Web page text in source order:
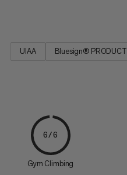
UIAA Bluesign® PRODUCT
6/6
Gym Climbing